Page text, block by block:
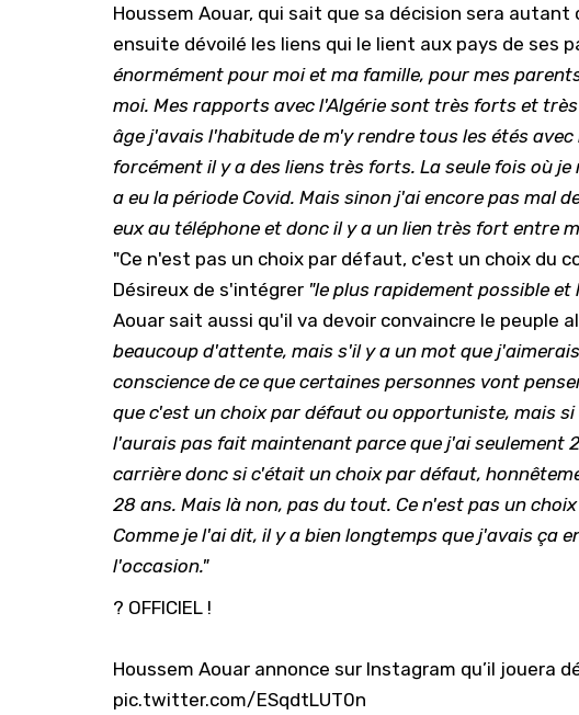
Houssem Aouar, qui sait que sa décision sera
ensuite dévoilé les liens qui le lient aux pays de ses
énormément pour moi et ma famille, pour mes
moi. Mes rapports avec l'Algérie sont très forts et
âge j'avais l'habitude de m'y rendre tous les étés
forcément il y a des liens très forts. La seule fois où
a eu la période Covid. Mais sinon j'ai encore pas mal
eux au téléphone et donc il y a un lien très fort entre
"Ce n'est pas un choix par défaut, c'est un choix du
Désireux de s'intégrer "le plus rapidement possible
Aouar sait aussi qu'il va devoir convaincre le peuple
beaucoup d'attente, mais s'il y a un mot que
conscience de ce que certaines personnes vont
que c'est un choix par défaut ou opportuniste, mais
l'aurais pas fait maintenant parce que j'ai seulement
carrière donc si c'était un choix par défaut,
28 ans. Mais là non, pas du tout. Ce n'est pas un
Comme je l'ai dit, il y a bien longtemps que j'avais ça
l'occasion."
? OFFICIEL !
Houssem Aouar annonce sur Instagram qu’il jouera
pic.twitter.com/ESqdtLUT0n